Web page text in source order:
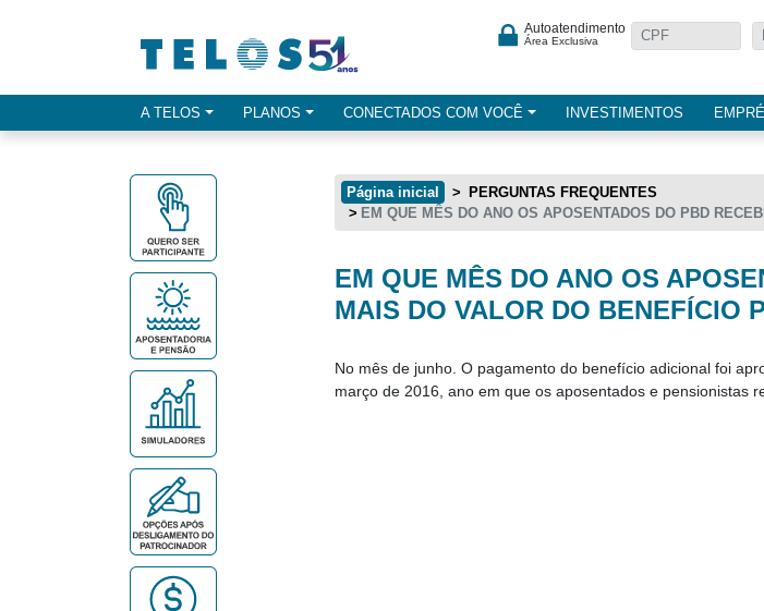
Autoatendimento
Área Exclusiva
Opçes de menu
A TELOS PLANOS CONECTADOS COM VOCÊ INVESTIMENTOS
Página inicial
PERGUNTAS FREQUENTES
EM QUE MÊS DO ANO OS APOSENTADOS DO PBD
Conteúdo principal
EM QUE MÊS DO ANO OS
MAIS DO VALOR DO BENEFÍCIO
No mês de junho. O pagamento do benefício adicional foi
março de 2016, ano em que os aposentados e pensionistas